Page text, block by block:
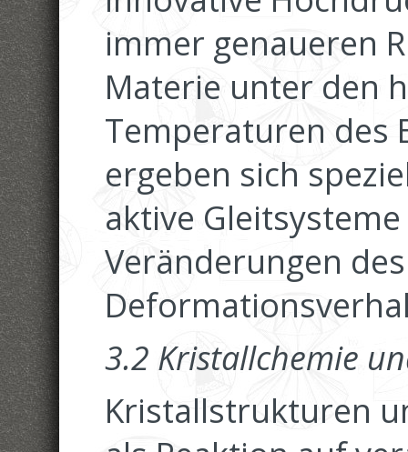
immer genaueren
Materie unter den
Temperaturen des
ergeben sich
aktive
Veränderungen des
3.2 Kristallchemie
Kristallstrukturen